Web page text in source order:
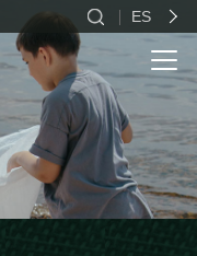
ES
CN
EN
ES